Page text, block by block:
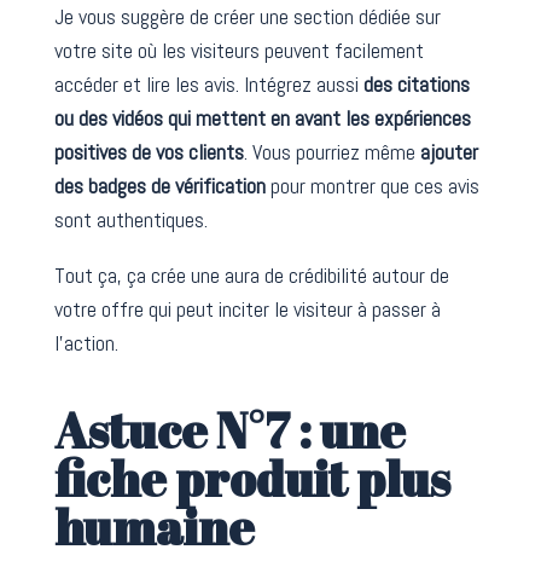
Je vous suggère de créer une section dédiée sur
votre site où les visiteurs peuvent facilement
accéder et lire les avis. Intégrez aussi des citations
ou des vidéos qui mettent en avant les expériences
positives de vos clients. Vous pourriez même ajouter
des badges de vérificationpour montrer que ces avis
sont authentiques.
Tout ça, ça crée une aura de crédibilité autour de
votre offre qui peut inciter le visiteur à passer à
l’action.
Astuce N°7 : une
fiche produit plus
humaine